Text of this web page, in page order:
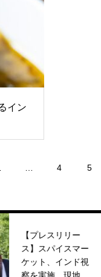
イン
4 5
【プレスリリー
ス】スパイスマー
ケット、インド視